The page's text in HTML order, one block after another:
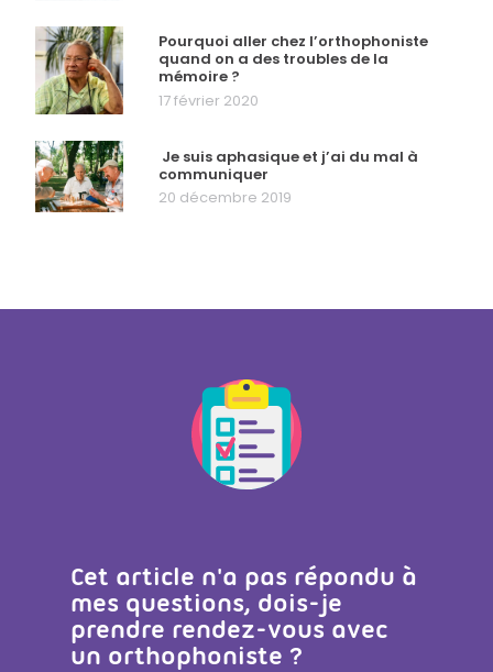
Pourquoi aller chez l’orthophoniste
quand on a des troubles de la
mémoire ?
17 février 2020
Je suis aphasique et j’ai du mal à
communiquer
20 décembre 2019
Cet article n'a pas répondu à
mes questions, dois-je
prendre rendez-vous avec
un orthophoniste ?